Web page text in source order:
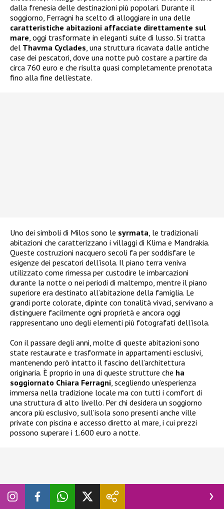
dalla frenesia delle destinazioni più popolari. Durante il
soggiorno, Ferragni ha scelto di alloggiare in una delle
caratteristiche abitazioni affacciate direttamente sul
mare, oggi trasformate in eleganti suite di lusso. Si tratta
del Thavma Cyclades, una struttura ricavata dalle antiche
case dei pescatori, dove una notte può costare a partire da
circa 760 euro e che risulta quasi completamente prenotata
fino alla fine dell’estate.
Uno dei simboli di Milos sono le syrmata, le tradizionali
abitazioni che caratterizzano i villaggi di Klima e Mandrakia.
Queste costruzioni nacquero secoli fa per soddisfare le
esigenze dei pescatori dell’isola. Il piano terra veniva
utilizzato come rimessa per custodire le imbarcazioni
durante la notte o nei periodi di maltempo, mentre il piano
superiore era destinato all’abitazione della famiglia. Le
grandi porte colorate, dipinte con tonalità vivaci, servivano a
distinguere facilmente ogni proprietà e ancora oggi
rappresentano uno degli elementi più fotografati dell’isola.
Con il passare degli anni, molte di queste abitazioni sono
state restaurate e trasformate in appartamenti esclusivi,
mantenendo però intatto il fascino dell’architettura
originaria. È proprio in una di queste strutture che ha
soggiornato Chiara Ferragni, scegliendo un’esperienza
immersa nella tradizione locale ma con tutti i comfort di
una struttura di alto livello. Per chi desidera un soggiorno
ancora più esclusivo, sull’isola sono presenti anche ville
private con piscina e accesso diretto al mare, i cui prezzi
possono superare i 1.600 euro a notte.